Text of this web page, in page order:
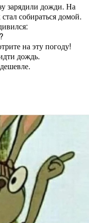
зарядили дожди. На
собираться домой.
на эту погоду!
дождь.